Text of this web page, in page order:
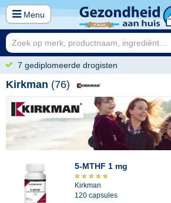
Menu
7 gediplomeerde drogisten
Kirkman (76)
5-MTHF 1 mg
Kirkman
120 capsules